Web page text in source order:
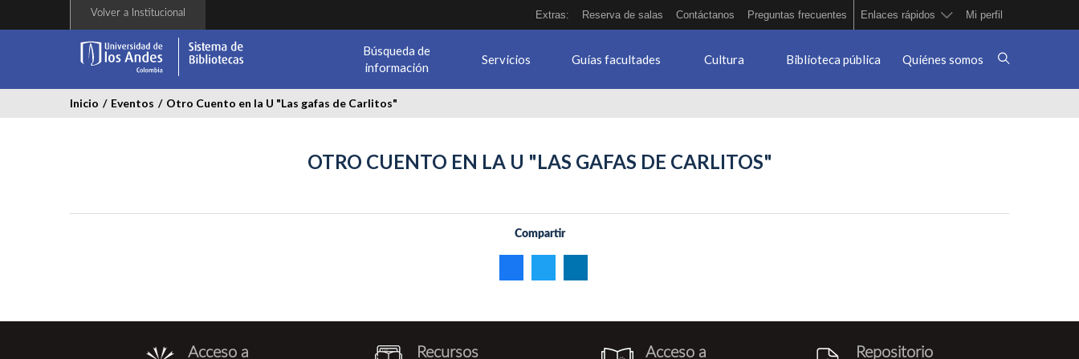
Volver a Institucional Extras: Reserva de salas Contáctanos Preguntas frecuentes Enlaces rápidos Mi perfil
Búsqueda de
información
Servicios Guías facultades Cultura Biblioteca pública Quiénes somos
Inicio / Eventos / Otro Cuento en la U "Las gafas de Carlitos"
OTRO CUENTO EN LA U "LAS GAFAS DE CARLITOS"
Compartir
Acceso a Recursos Acceso a Repositorio